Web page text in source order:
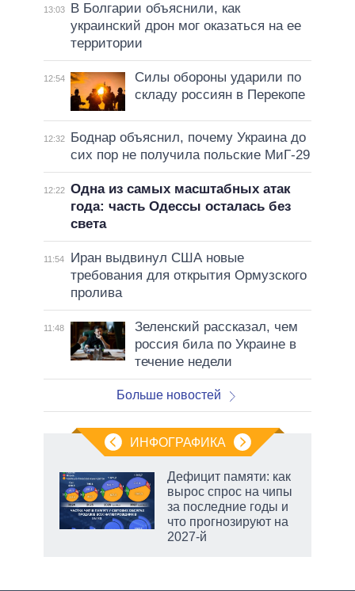
13:03
В Болгарии объяснили, как
украинский дрон мог оказаться на ее
территории
12:54
Силы обороны ударили по
складу россиян в Перекопе
12:32
Боднар объяснил, почему Украина до
сих пор не получила польские МиГ-29
12:22 Одна из самых масштабных атак
года: часть Одессы осталась без
света
11:54
Иран выдвинул США новые
требования для открытия Ормузского
пролива
11:48
Зеленский рассказал, чем
россия била по Украине в
течение недели
Больше новостей
ИНФОГРАФИКА
Дефицит памяти: как
вырос спрос на чипы
за последние годы и
что прогнозируют на
2027-й